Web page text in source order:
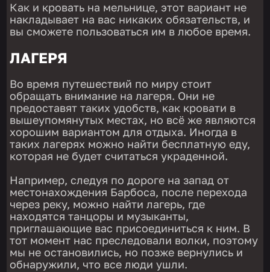
Как и кровать на мельнице, этот вариант не
накладывает на вас никаких обязательств, и
вы сможете пользоваться им в любое время.
ЛАГЕРЯ
Во время путешествий по миру стоит
обращать внимание на лагеря. Они не
предоставят таких удобств, как кровати в
вышеупомянутых местах, но всё же являются
хорошим вариантом для отдыха. Иногда в
таких лагерях можно найти бесплатную еду,
которая не будет считаться украденной.
Например, следуя по дороге на запад от
местонахождения Барбоса, после перехода
через реку, можно найти лагерь, где
находятся танцоры и музыканты,
приглашающие вас присоединиться к ним. В
тот момент нас преследовали волки, поэтому
мы не остановились, но позже вернулись и
обнаружили, что все люди ушли.